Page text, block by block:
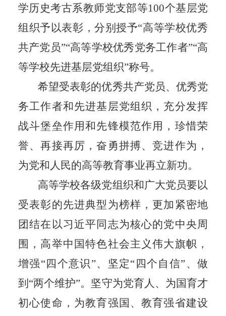
学历史考古系教师党支部等100个基层党
组织予以表彰，分别授予“高等学校优秀
共产党员”“高等学校优秀党务工作者”“高
等学校先进基层党组织”称号。
希望受表彰的优秀共产党员、优秀党
务工作者和先进基层党组织，充分发挥
战斗堡垒作用和先锋模范作用，珍惜荣
誉、再接再厉，奋勇拼搏、竞进作为，
为党和人民的高等教育事业再立新功。
高等学校各级党组织和广大党员要以
受表彰的先进典型为榜样，更加紧密地
团结在以习近平同志为核心的党中央周
围，高举中国特色社会主义伟大旗帜，
增强“四个意识”、坚定“四个自信”、做
到“两个维护”。坚守为党育人、为国育才
初心使命， 为教育强国、教育强省建设